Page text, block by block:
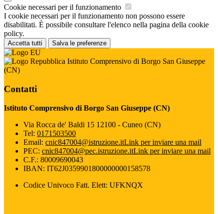
Cookie necessari per il funzionamento
I cookie necessari per il funzionamento non possono essere
disabilitati. È possibile consultare l'elenco nella pagina della cookie
policy.
Accetta tutti Salva le preferenze
Istituto Comprensivo di Borgo San Giuseppe
(CN)
Contatti
Istituto Comprensivo di Borgo San Giuseppe (CN)
Via Rocca de' Baldi 15 12100 - Cuneo (CN)
Tel: 0171503500
Email: cnic847004@istruzione.itLink per inviare una mail
PEC: cnic847004@pec.istruzione.itLink per inviare una mail
C.F.: 80009690043
IBAN: IT62J0359901800000000158578
Codice Univoco Fatt. Elett: UFKNQX